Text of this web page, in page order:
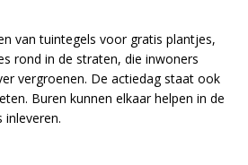
van tuintegels voor gratis plantjes,
rond in de straten, die inwoners
vergroenen. De actiedag staat ook
Buren kunnen elkaar helpen in de
inleveren.